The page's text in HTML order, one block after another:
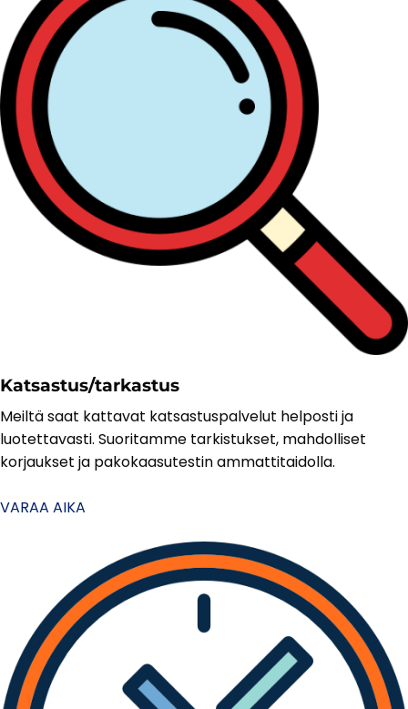
Katsastus/tarkastus
Meiltä saat kattavat katsastuspalvelut helposti ja
luotettavasti. Suoritamme tarkistukset, mahdolliset
korjaukset ja pakokaasutestin ammattitaidolla.
VARAA AIKA